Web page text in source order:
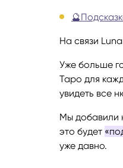
На связи
Уже больше
Таро для
увидеть все
Мы добавили
это будет
уже давно.